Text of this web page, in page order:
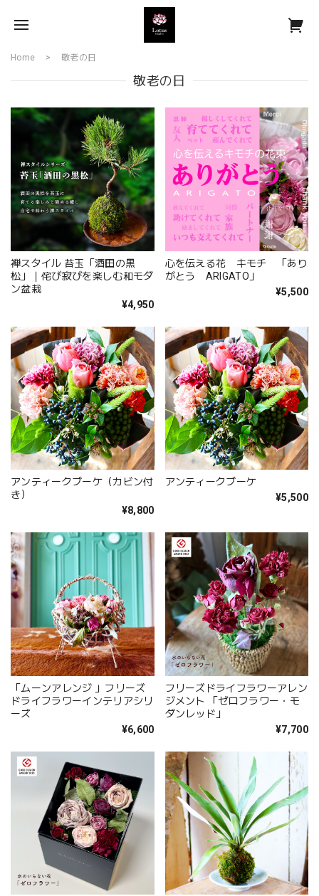
Home 敬老の日
敬老の日
禅スタイル 苔玉「酒田の黒
松」｜侘び寂びを楽しむ和モダ
ン盆栽
¥4,950
心を伝える花 キモチ 「あり
がとう ARIGATO」
¥5,500
アンティークブーケ（カビン付
き）
¥8,800
アンティークブーケ
¥5,500
「ムーンアレンジ 」フリーズ
ドライフラワーインテリアシリ
ーズ
¥6,600
フリーズドライフラワーアレン
ジメント 「ゼロフラワー・モ
ダンレッド」
¥7,700